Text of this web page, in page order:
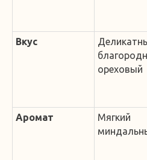
Вкус
ореховый
Аромат
Мягкий